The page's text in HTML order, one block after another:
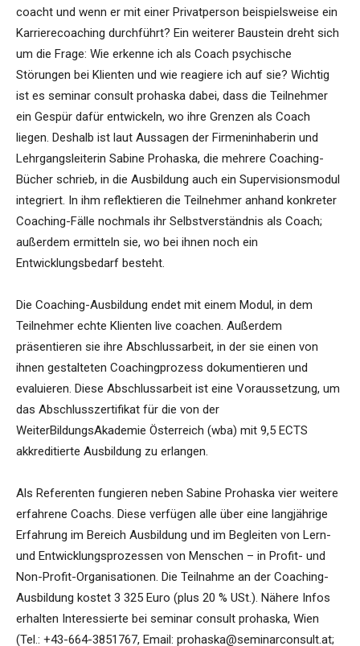
coacht und wenn er mit einer Privatperson beispielsweise ein
Karrierecoaching durchführt? Ein weiterer Baustein dreht sich
um die Frage: Wie erkenne ich als Coach psychische
Störungen bei Klienten und wie reagiere ich auf sie? Wichtig
ist es seminar consult prohaska dabei, dass die Teilnehmer
ein Gespür dafür entwickeln, wo ihre Grenzen als Coach
liegen. Deshalb ist laut Aussagen der Firmeninhaberin und
Lehrgangsleiterin Sabine Prohaska, die mehrere Coaching-
Bücher schrieb, in die Ausbildung auch ein Supervisionsmodul
integriert. In ihm reflektieren die Teilnehmer anhand konkreter
Coaching-Fälle nochmals ihr Selbstverständnis als Coach;
außerdem ermitteln sie, wo bei ihnen noch ein
Entwicklungsbedarf besteht.
Die Coaching-Ausbildung endet mit einem Modul, in dem
Teilnehmer echte Klienten live coachen. Außerdem
präsentieren sie ihre Abschlussarbeit, in der sie einen von
ihnen gestalteten Coachingprozess dokumentieren und
evaluieren. Diese Abschlussarbeit ist eine Voraussetzung, um
das Abschlusszertifikat für die von der
WeiterBildungsAkademie Österreich (wba) mit 9,5 ECTS
akkreditierte Ausbildung zu erlangen.
Als Referenten fungieren neben Sabine Prohaska vier weitere
erfahrene Coachs. Diese verfügen alle über eine langjährige
Erfahrung im Bereich Ausbildung und im Begleiten von Lern-
und Entwicklungsprozessen von Menschen – in Profit- und
Non-Profit-Organisationen. Die Teilnahme an der Coaching-
Ausbildung kostet 3 325 Euro (plus 20 % USt.). Nähere Infos
erhalten Interessierte bei seminar consult prohaska, Wien
(Tel.: +43-664-3851767, Email: prohaska@seminarconsult.at;